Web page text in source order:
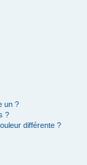
un ?
?
différente ?